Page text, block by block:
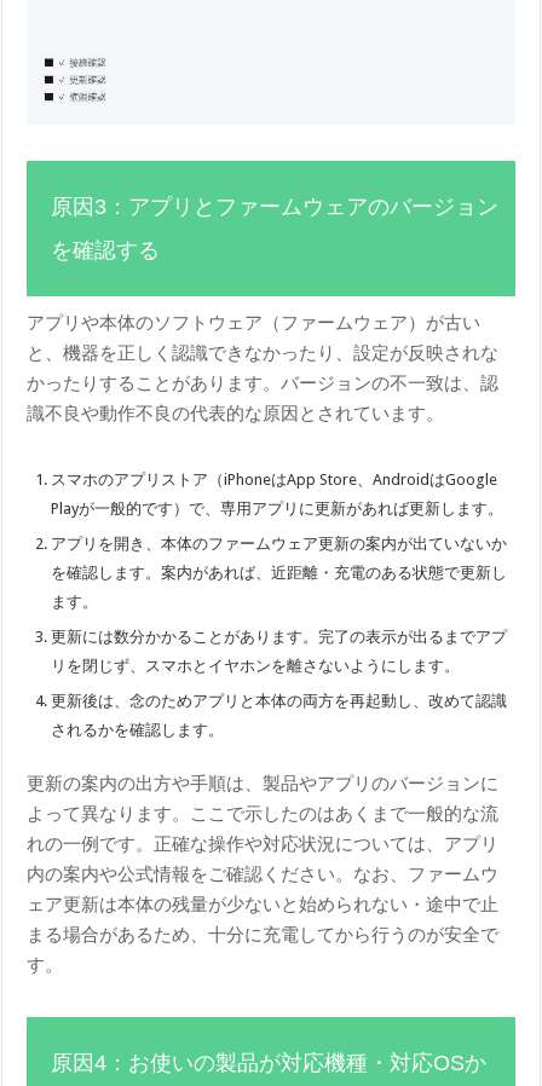
原因3：アプリとファームウェアのバージョン
を確認する
アプリや本体のソフトウェア（ファームウェア）が古い
と、機器を正しく認識できなかったり、設定が反映されな
かったりすることがあります。バージョンの不一致は、認
識不良や動作不良の代表的な原因とされています。
スマホのアプリストア（iPhoneはApp Store、AndroidはGoogle
Playが一般的です）で、専用アプリに更新があれば更新します。
アプリを開き、本体のファームウェア更新の案内が出ていないか
を確認します。案内があれば、近距離・充電のある状態で更新し
ます。
更新には数分かかることがあります。完了の表示が出るまでアプ
リを閉じず、スマホとイヤホンを離さないようにします。
更新後は、念のためアプリと本体の両方を再起動し、改めて認識
されるかを確認します。
更新の案内の出方や手順は、製品やアプリのバージョンに
よって異なります。ここで示したのはあくまで一般的な流
れの一例です。正確な操作や対応状況については、アプリ
内の案内や公式情報をご確認ください。なお、ファームウ
ェア更新は本体の残量が少ないと始められない・途中で止
まる場合があるため、十分に充電してから行うのが安全で
す。
原因4：お使いの製品が対応機種・対応OSか